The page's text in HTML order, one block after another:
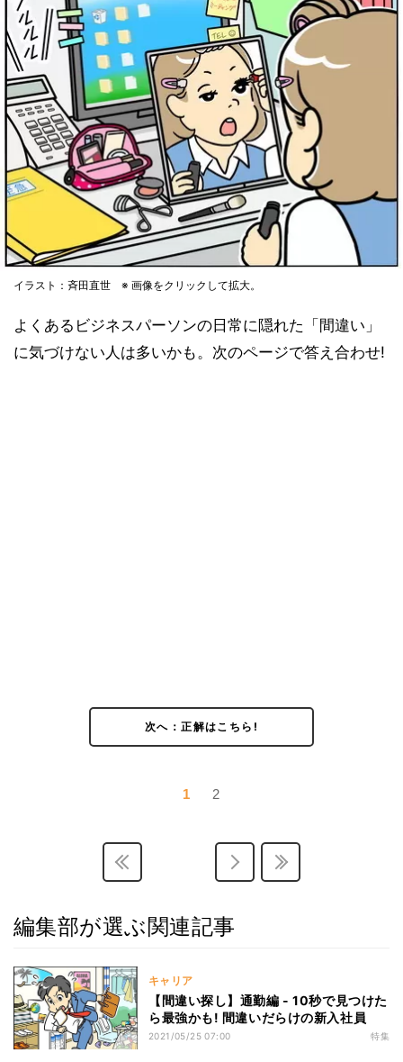
イラスト：斉田直世 ※ 画像をクリックして拡大。
よくあるビジネスパーソンの日常に隠れた「間違い」
に気づけない人は多いかも。次のページで答え合わせ!
次へ：正解はこちら!
1 2
編集部が選ぶ関連記事
キャリア
【間違い探し】通勤編 - 10秒で見つけた
ら最強かも! 間違いだらけの新入社員
2021/05/25 07:00 特集